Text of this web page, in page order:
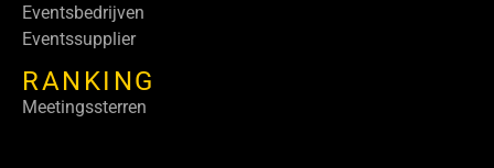
Eventsbedrijven
Eventssupplier
RANKING
Meetingssterren